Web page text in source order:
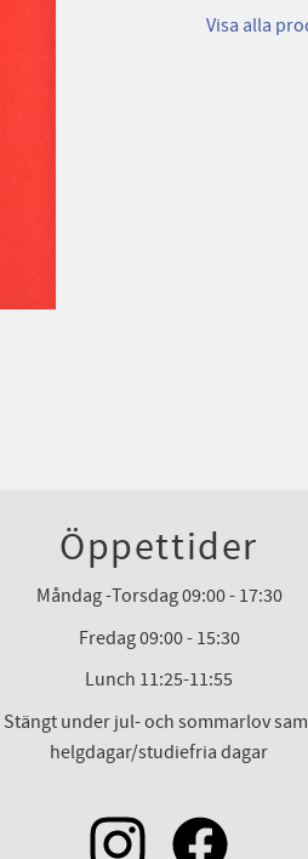
Visa alla
Öppettider
Måndag -Torsdag 09:00 - 17:30
Fredag 09:00 - 15:30
Lunch 11:25-11:55
Stängt under jul- och sommarlov
helgdagar/studiefria dagar